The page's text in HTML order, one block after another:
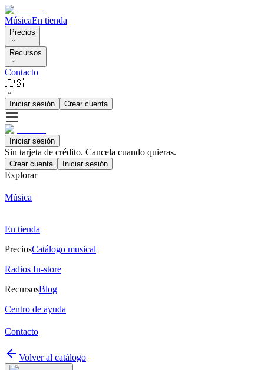
MúsicaEn tienda
Precios
Recursos
Contacto
🇪🇸
Iniciar sesión Crear cuenta
Iniciar sesión
Sin tarjeta de crédito. Cancela cuando quieras.
Crear cuenta Iniciar sesión
Explorar
Música
En tienda
PreciosCatálogo musical
Radios In-store
RecursosBlog
Centro de ayuda
Contacto
Volver al catálogo